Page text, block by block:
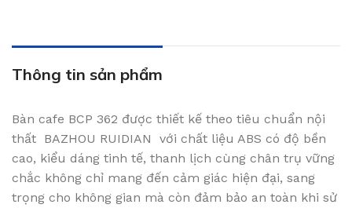
Thông tin sản phẩm
Bàn cafe BCP 362 được thiết kế theo tiêu chuẩn nội
thất BAZHOU RUIDIAN với chất liệu ABS có độ bền
cao, kiểu dáng tinh tế, thanh lịch cùng chân trụ vững
chắc không chỉ mang đến cảm giác hiện đại, sang
trọng cho không gian mà còn đảm bảo an toàn khi sử